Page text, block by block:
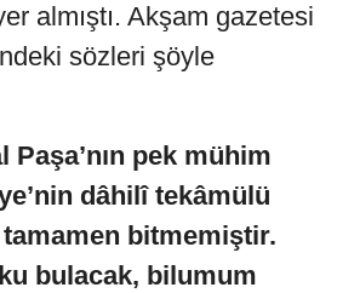
almıştı. Akşam gazetesi
sözleri şöyle
Paşa’nın pek mühim
dâhilî tekâmülü
tamamen bitmemiştir.
bulacak, bilumum